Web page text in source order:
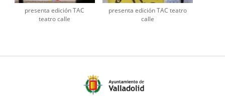
presenta edición TAC
teatro calle
presenta edición TAC teatro
calle